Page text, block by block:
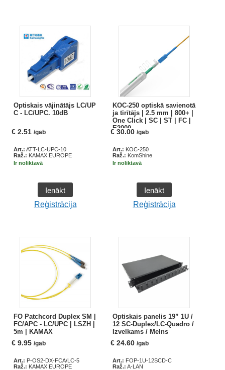
Optiskais vājinātājs LC/UP
C - LC/UPC. 10dB
€ 2.51 /gab
Art.: ATT-LC-UPC-10
Raž.: KAMAX EUROPE
Ir noliktavā
Ienākt
Reģistrācija
KOC-250 optiskā savienotā
ja tīrītājs | 2.5 mm | 800+ |
One Click | SC | ST | FC |
E2000
€ 30.00 /gab
Art.: KOC-250
Raž.: KomShine
Ir noliktavā
Ienākt
Reģistrācija
FO Patchcord Duplex SM |
FC/APC - LC/UPC | LSZH |
5m | KAMAX
€ 9.95 /gab
Art.: P-OS2-DX-FCA/LC-5
Raž.: KAMAX EUROPE
Optiskais panelis 19” 1U /
12 SC-Duplex/LC-Quadro /
Izvelkams / Melns
€ 24.60 /gab
Art.: FOP-1U-12SCD-C
Raž.: A-LAN